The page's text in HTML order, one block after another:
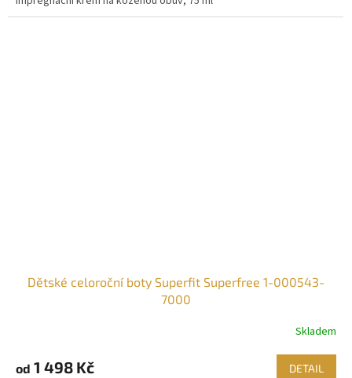
Dětské celoroční boty Superfit Superfree 1-000543-
7000
Skladem
od 1 498 Kč DETAIL